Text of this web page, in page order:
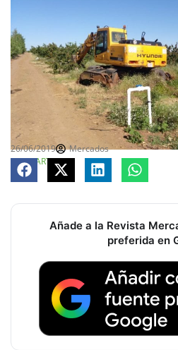
26/06/2019
Mercados
COMPARTE
Añade a la Revista
preferida en